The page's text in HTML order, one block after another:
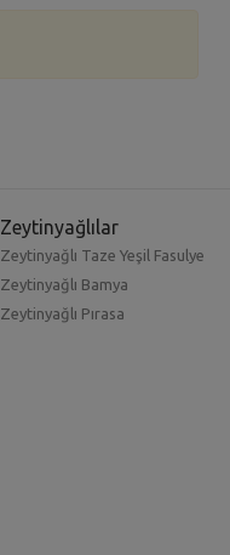
Zeytinyağlılar
Zeytinyağlı Taze Yeşil Fasulye
Zeytinyağlı Bamya
Zeytinyağlı Pırasa